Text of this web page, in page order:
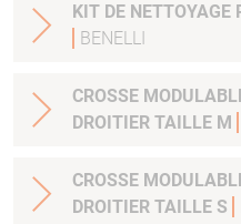
KIT DE
BENELLI
CROSSE
DROITIER TAILLE M
CROSSE
DROITIER TAILLE S